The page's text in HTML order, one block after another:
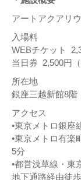
アートアクアリ
入場料
WEBチケット
当日券 2,500円
所在地
銀座三越新館8階
アクセス
•東京メトロ銀座
•東京メトロ有楽
5分
•都営浅草線・東
地下通路経由徒